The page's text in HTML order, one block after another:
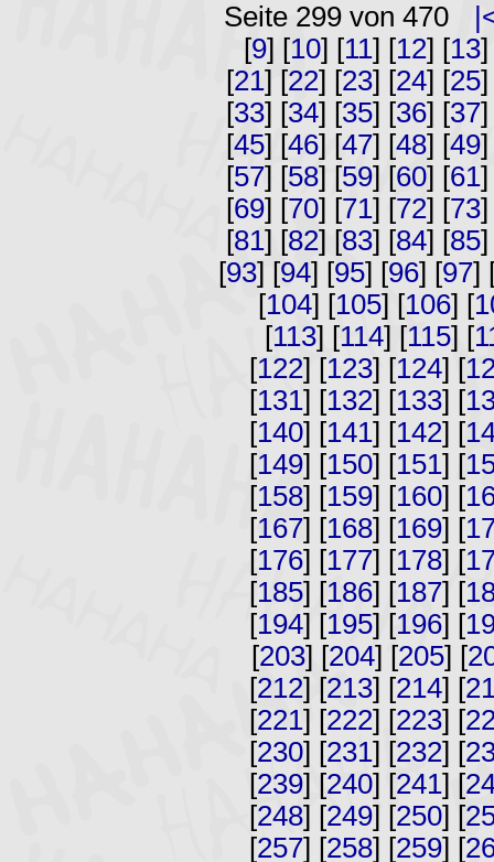
Seite 299 von 470
[9] [10] [11] [12] [13]
[21] [22] [23] [24] [25]
[33] [34] [35] [36] [37]
[45] [46] [47] [48] [49]
[57] [58] [59] [60] [61]
[69] [70] [71] [72] [73]
[81] [82] [83] [84] [85]
[93] [94] [95] [96] [97]
[104] [105] [106] [
[113] [114] [115] [
[122] [123] [124] [
[131] [132] [133] [
[140] [141] [142] [
[149] [150] [151] [
[158] [159] [160] [
[167] [168] [169] [
[176] [177] [178] [
[185] [186] [187] [
[194] [195] [196] [
[203] [204] [205] [
[212] [213] [214] [
[221] [222] [223] [
[230] [231] [232] [
[239] [240] [241] [
[248] [249] [250] [
[257] [258] [259] [